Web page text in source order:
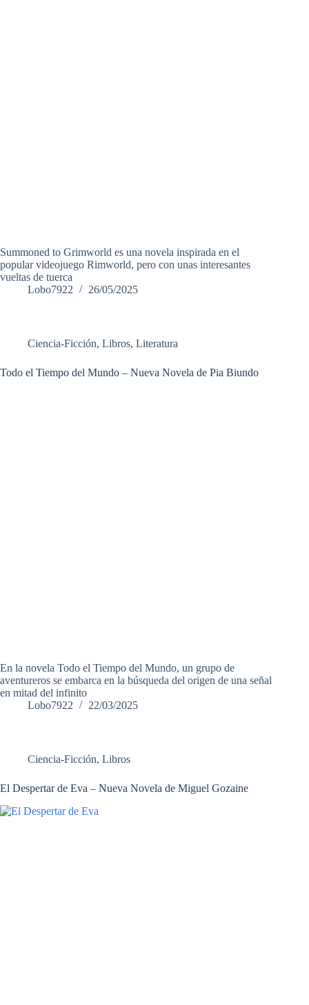
Summoned to Grimworld es una novela inspirada en el
popular videojuego Rimworld, pero con unas interesantes
vueltas de tuerca
Lobo7922
26/05/2025
Ciencia-Ficción, Libros, Literatura
Todo el Tiempo del Mundo – Nueva Novela de Pia Biundo
En la novela Todo el Tiempo del Mundo, un grupo de
aventureros se embarca en la búsqueda del origen de una señal
en mitad del infinito
Lobo7922
22/03/2025
Ciencia-Ficción, Libros
El Despertar de Eva – Nueva Novela de Miguel Gozaine